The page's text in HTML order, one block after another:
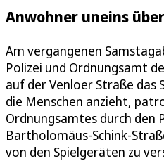
Anwohner uneins
Am vergangenen
Polizei und Ordnungsamt
auf der Venloer Straße
die Menschen anzieht,
Ordnungsamtes durch den
Bartholomäus-Schink-
von den Spielgeräten zu